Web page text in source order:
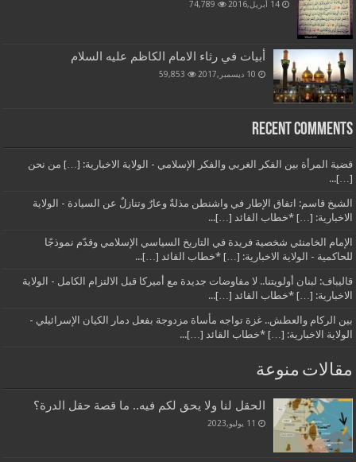
14 أبريل,2016 74,789
أبيات في رثاء الامام الكاظم عليه السلام
10 ديسمبر,2017 59,853
Recent Comments
قضية المرأة بين الفكر الغربي والفكر الإسلامي - الولاية الاخبارية: […] من نحن
[…]...
الشيخ قاسم: اتفاق الإطار في واشنطن مذلةٌ وعارٌ وتنازلٌ عن السيادة - الولاية
الاخبارية: […] *خطاب القائد […]...
الإمام الخامنئي شخصية فريدة في التاريخ السياسي الإسلامي وقدّم نموذجًا
للحاكمية - الولاية الاخبارية: […] *خطاب القائد […]...
قاليباف: لبنان أولويتنا.. لا مفاوضات جديدة مع أميركا قبل الالتزام الكامل - الولاية
الاخبارية: […] *خطاب القائد […]...
بين الركام والعطش.. غزة تواجه مأساة مزدوجة بفعل دمار الكيان الإسرائيلي -
الولاية الاخبارية: […] *خطاب القائد […]...
مقالات منوعة
الحقل لنا ولا يحق لكم فيه.. ما قصة حقل الدرة؟
11 يوليو,2023